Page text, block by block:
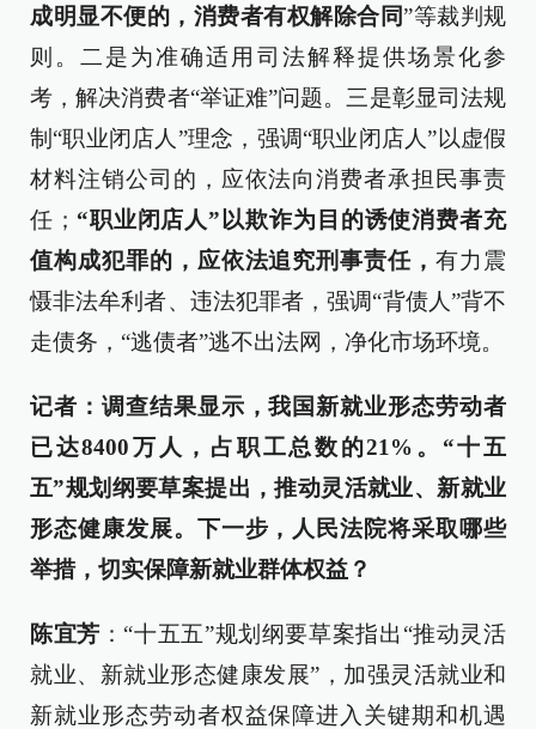
成明显不便的，消费者有权解除合同”等裁判规
则。二是为准确适用司法解释提供场景化参
考，解决消费者“举证难”问题。三是彰显司法规
制“职业闭店人”理念，强调“职业闭店人”以虚假
材料注销公司的，应依法向消费者承担民事责
任； “职业闭店人”以欺诈为目的诱使消费者充
值构成犯罪的，应依法追究刑事责任，有力震
慑非法牟利者、违法犯罪者，强调“背债人”背不
走债务，“逃债者”逃不出法网，净化市场环境。
记者：调查结果显示，我国新就业形态劳动者
已达8400万人，占职工总数的21%。“十五
五”规划纲要草案提出，推动灵活就业、新就业
形态健康发展。下一步，人民法院将采取哪些
举措，切实保障新就业群体权益？
陈宜芳 ：“十五五”规划纲要草案指出“推动灵活
就业、新就业形态健康发展”，加强灵活就业和
新就业形态劳动者权益保障进入关键期和机遇